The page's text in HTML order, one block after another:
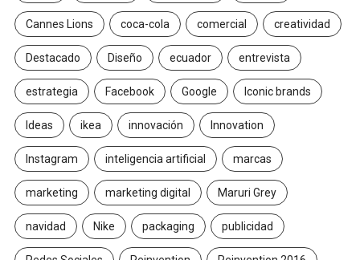
Cannes Lions coca-cola comercial creatividad
Destacado Diseño ecuador entrevista
estrategia Facebook Google Iconic brands
Ideas ikea innovación Innovation
Instagram inteligencia artificial marcas
marketing marketing digital Maruri Grey
navidad Nike packaging publicidad